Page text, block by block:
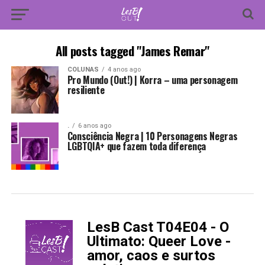
All posts tagged "James Remar"
COLUNAS 4 anos ago
Pro Mundo (Out!) | Korra – uma personagem
resiliente
. 6 anos ago
Consciência Negra | 10 Personagens Negras
LGBTQIA+ que fazem toda diferença
LesB Cast T04E04 - O
Ultimato: Queer Love -
amor, caos e surtos
-